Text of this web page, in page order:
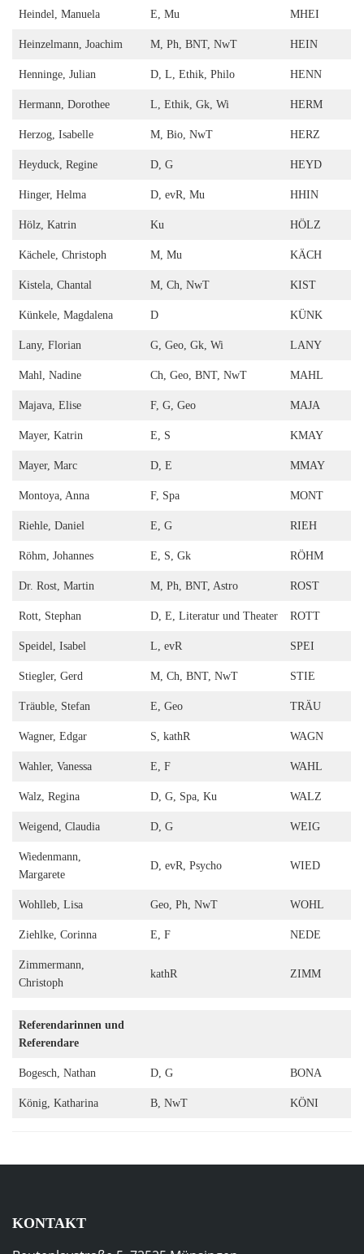
Heindel, Manuela E, Mu MHEI
Heinzelmann, Joachim M, Ph, BNT, NwT HEIN
Henninge, Julian D, L, Ethik, Philo HENN
Hermann, Dorothee L, Ethik, Gk, Wi HERM
Herzog, Isabelle M, Bio, NwT HERZ
Heyduck, Regine D, G HEYD
Hinger, Helma D, evR, Mu HHIN
Hölz, Katrin Ku HÖLZ
Kächele, Christoph M, Mu KÄCH
Kistela, Chantal M, Ch, NwT KIST
Künkele, Magdalena D KÜNK
Lany, Florian G, Geo, Gk, Wi LANY
Mahl, Nadine Ch, Geo, BNT, NwT MAHL
Majava, Elise F, G, Geo MAJA
Mayer, Katrin E, S KMAY
Mayer, Marc D, E MMAY
Montoya, Anna F, Spa MONT
Riehle, Daniel E, G RIEH
Röhm, Johannes E, S, Gk RÖHM
Dr. Rost, Martin M, Ph, BNT, Astro ROST
Rott, Stephan D, E, Literatur und Theater ROTT
Speidel, Isabel L, evR SPEI
Stiegler, Gerd M, Ch, BNT, NwT STIE
Träuble, Stefan E, Geo TRÄU
Wagner, Edgar S, kathR WAGN
Wahler, Vanessa E, F WAHL
Walz, Regina D, G, Spa, Ku WALZ
Weigend, Claudia D, G WEIG
Wiedenmann,
Margarete
D, evR, Psycho WIED
Wohlleb, Lisa Geo, Ph, NwT WOHL
Ziehlke, Corinna E, F NEDE
Zimmermann,
Christoph
kathR ZIMM
Referendarinnen und
Referendare
Bogesch, Nathan D, G BONA
König, Katharina B, NwT KÖNI
KONTAKT